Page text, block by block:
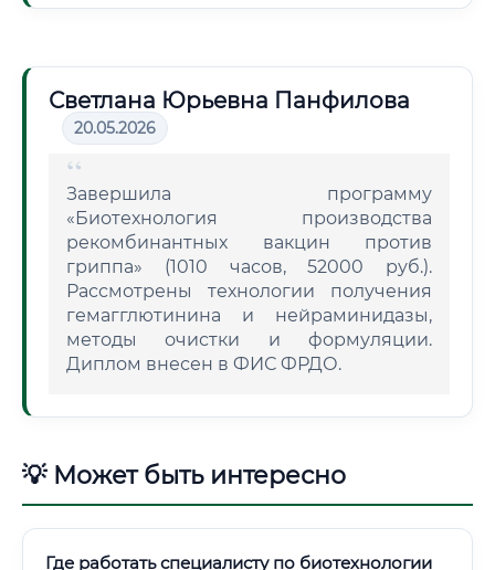
Светлана Юрьевна Панфилова
20.05.2026
Завершила программу
«Биотехнология производства
рекомбинантных вакцин против
гриппа» (1010 часов, 52000 руб.).
Рассмотрены технологии получения
гемагглютинина и нейраминидазы,
методы очистки и формуляции.
Диплом внесен в ФИС ФРДО.
💡 Может быть интересно
Где работать специалисту по биотехнологии